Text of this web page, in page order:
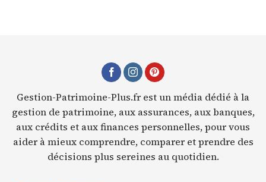
Gestion-Patrimoine-Plus.fr est un média dédié à la
gestion de patrimoine, aux assurances, aux banques,
aux crédits et aux finances personnelles, pour vous
aider à mieux comprendre, comparer et prendre des
décisions plus sereines au quotidien.